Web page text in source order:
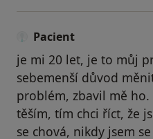
Pacient
je mi 20 let, je to můj
sebemenší důvod
problém, zbavil mě ho.
těším, tím chci říct, že
se chová, nikdy jsem